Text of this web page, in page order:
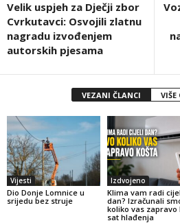
Velik uspjeh za Dječji zbor
Cvrkutavci: Osvojili zlatnu
nagradu izvođenjem
autorskih pjesama
VEZANI ČLANCI
Vijesti
Dio Donje Lomnice u
srijedu bez struje
Izdvojeno
Klima vam radi
dan? Izračunali
koliko vas zapravo
sat hlađenja